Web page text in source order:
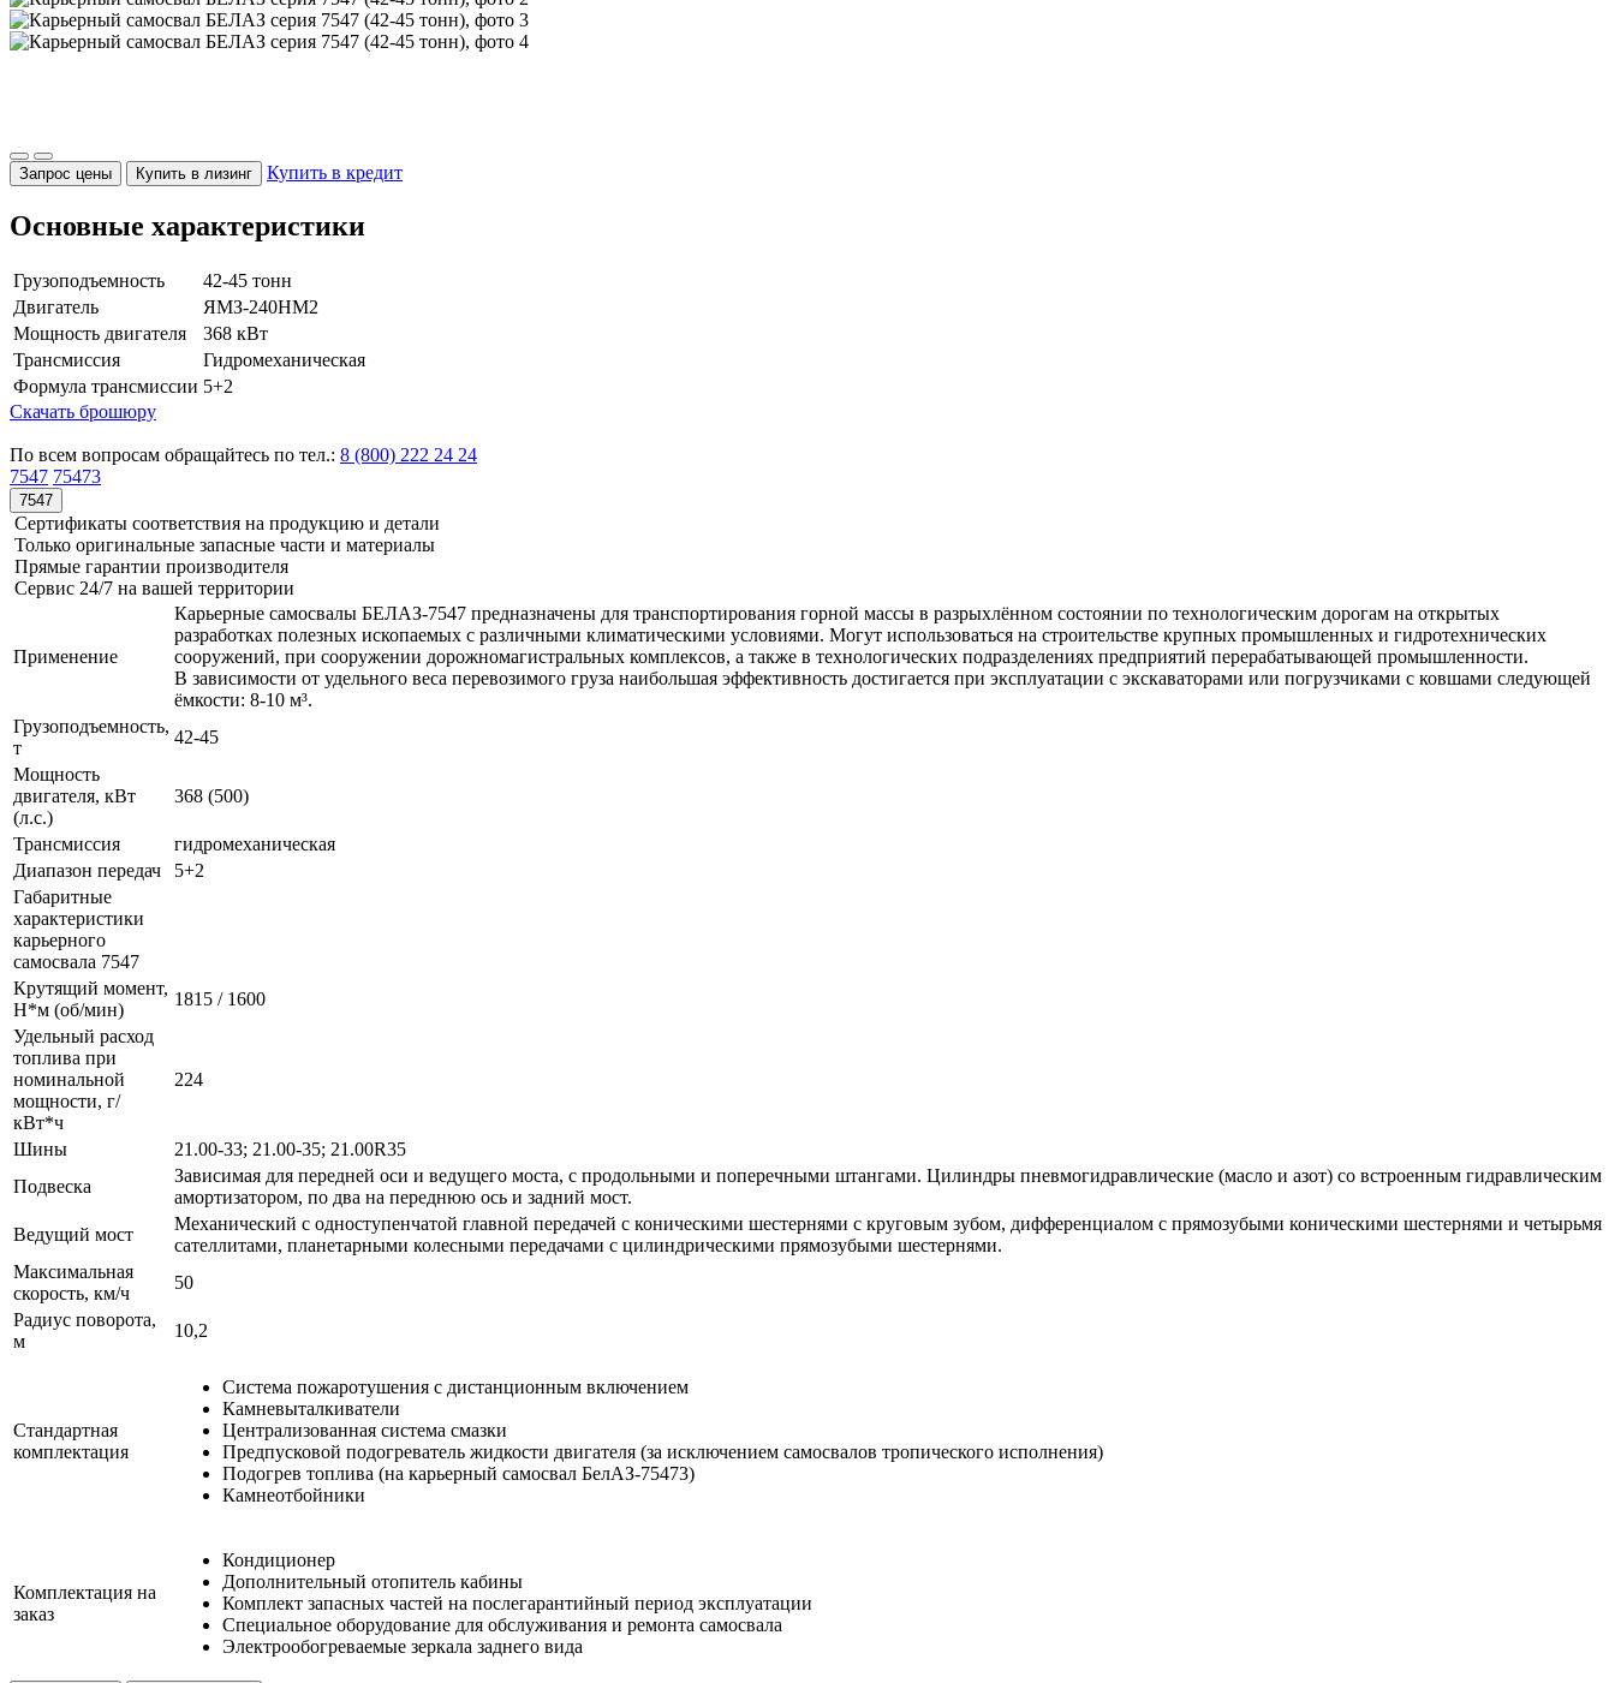
Запрос цены Купить в лизинг Купить в кредит
Основные характеристики
Грузоподъемность
42-45 тонн
Двигатель
ЯМЗ-240НМ2
Мощность двигателя
368 кВт
Трансмиссия
Гидромеханическая
Формула трансмиссии 5+2
Скачать брошюру
По всем вопросам обращайтесь по тел.: 8 (800) 222 24 24
7547 75473
7547
Сертификаты соответствия на продукцию и детали
Только оригинальные запасные части и материалы
Прямые гарантии производителя
Сервис 24/7 на вашей территории
Применение
Карьерные самосвалы БЕЛАЗ-7547 предназначены для транспортирования горной массы в разрыхлённом состоянии по технологическим дорогам на открытых
разработках полезных ископаемых с различными климатическими условиями. Могут использоваться на строительстве крупных промышленных и гидротехнических
сооружений, при сооружении дорожномагистральных комплексов, а также в технологических подразделениях предприятий перерабатывающей промышленности.
В зависимости от удельного веса перевозимого груза наибольшая эффективность достигается при эксплуатации с экскаваторами или погрузчиками с ковшами следующей
ёмкости: 8-10 м³.
Грузоподъемность,
т
42-45
Мощность
двигателя, кВт
(л.с.)
368 (500)
Трансмиссия
гидромеханическая
Диапазон передач
5+2
Габаритные
характеристики
карьерного
самосвала 7547
Крутящий момент,
Н*м (об/мин)
1815 / 1600
Удельный расход
топлива при
номинальной
мощности, г/
кВт*ч
224
Шины
21.00-33; 21.00-35; 21.00R35
Подвеска
Зависимая для передней оси и ведущего моста, с продольными и поперечными штангами. Цилиндры пневмогидравлические (масло и азот) со встроенным гидравлическим
амортизатором, по два на переднюю ось и задний мост.
Ведущий мост
Механический с одноступенчатой главной передачей с коническими шестернями с круговым зубом, дифференциалом с прямозубыми коническими шестернями и четырьмя
сателлитами, планетарными колесными передачами с цилиндрическими прямозубыми шестернями.
Максимальная
скорость, км/ч
50
Радиус поворота,
м
10,2
Стандартная
комплектация
Система пожаротушения с дистанционным включением
Камневыталкиватели
Централизованная система смазки
Предпусковой подогреватель жидкости двигателя (за исключением самосвалов тропического исполнения)
Подогрев топлива (на карьерный самосвал БелАЗ-75473)
Камнеотбойники
Комплектация на
заказ
Кондиционер
Дополнительный отопитель кабины
Комплект запасных частей на послегарантийный период эксплуатации
Специальное оборудование для обслуживания и ремонта самосвала
Электрообогреваемые зеркала заднего вида